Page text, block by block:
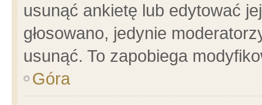
usunąć ankietę lub edytować
głosowano, jedynie
usunąć. To zapobiega
Góra